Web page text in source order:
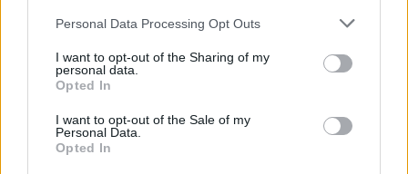
Personal Data Processing Opt Outs
I want to opt-out of the Sharing of my
personal data.
Opted In
I want to opt-out of the Sale of my
Personal Data.
Opted In
Δείτε αυτή τη δημοσίευση στο Instagram.